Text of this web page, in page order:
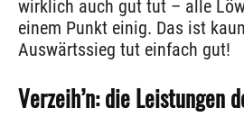
wirklich auch gut tut – alle
einem Punkt einig. Das ist
Auswärtssieg tut einfach gut!
Verzeih’n: die Leistungen